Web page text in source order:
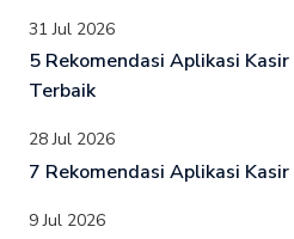
31 Jul 2026
5 Rekomendasi Aplikasi
Terbaik
28 Jul 2026
7 Rekomendasi Aplikasi
9 Jul 2026